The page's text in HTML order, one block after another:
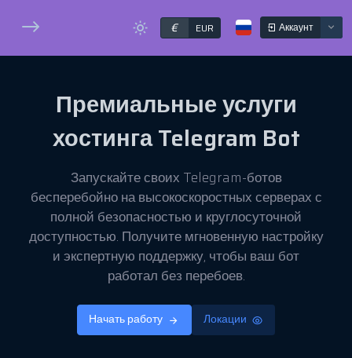
€ EUR Аккаунт
Премиальные услуги
хостингаTelegram Bot
Запускайте своих Telegram-ботов
бесперебойно на высокоскоростных серверах с
полной безопасностью и круглосуточной
доступностью. Получите мгновенную настройку
и экспертную поддержку, чтобы ваш бот
работал без перебоев.
Начать работу Локации